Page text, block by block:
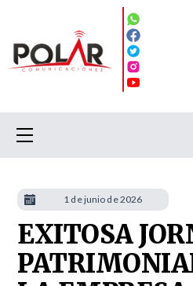
EXITOSA
1 de junio de 2026